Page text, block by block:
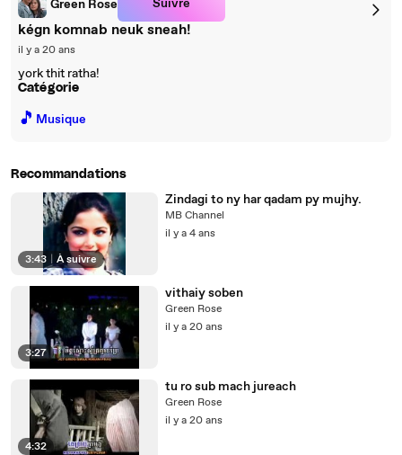
Green Rose Suivre
kégn komnab neuk sneah!
il y a 20 ans
york thit ratha!
Catégorie
🎵 Musique
Recommandations
3:43 À suivre
Zindagi to ny har qadam py mujhy.
MB Channel
il y a 4 ans
3:27
vithaiy soben
Green Rose
il y a 20 ans
4:32
tu ro sub mach jureach
Green Rose
il y a 20 ans